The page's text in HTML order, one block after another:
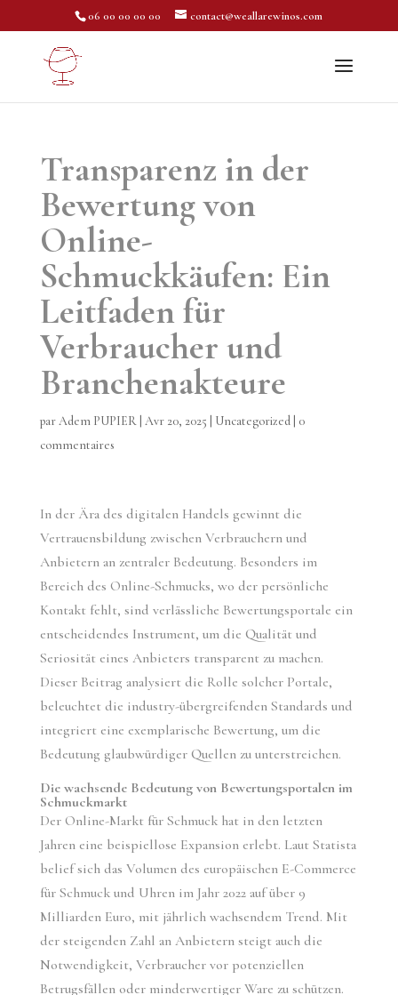
06 00 00 00 00 contact@weallarewinos.com
Transparenz in der
Bewertung von
Online-
Schmuckkäufen: Ein
Leitfaden für
Verbraucher und
Branchenakteure
parAdem PUPIER| Avr 20, 2025 Uncategorized| 0
commentaires
In der Ära des digitalen Handels gewinnt die
Vertrauensbildung zwischen Verbrauchern und
Anbietern an zentraler Bedeutung. Besonders im
Bereich des Online-Schmucks, wo der persönliche
Kontakt fehlt, sind verlässliche Bewertungsportale ein
entscheidendes Instrument, um die Qualität und
Seriosität eines Anbieters transparent zu machen.
Dieser Beitrag analysiert die Rolle solcher Portale,
beleuchtet die industry-übergreifenden Standards und
integriert eine exemplarische Bewertung, um die
Bedeutung glaubwürdiger Quellen zu unterstreichen.
Die wachsende Bedeutung von Bewertungsportalen im
Schmuckmarkt
Der Online-Markt für Schmuck hat in den letzten
Jahren eine beispiellose Expansion erlebt. Laut Statista
belief sich das Volumen des europäischen E-Commerce
für Schmuck und Uhren im Jahr 2022 auf über 9
Milliarden Euro, mit jährlich wachsendem Trend. Mit
der steigenden Zahl an Anbietern steigt auch die
Notwendigkeit, Verbraucher vor potenziellen
Betrugsfällen oder minderwertiger Ware zu schützen.